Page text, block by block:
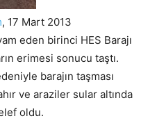
, 17 Mart 2013
eden birinci HES Barajı
erimesi sonucu taştı.
barajın taşması
ve araziler sular altında
oldu.